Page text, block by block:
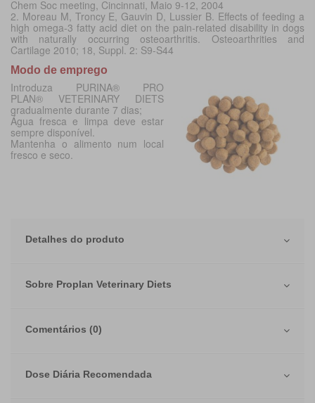
Chem Soc meeting, Cincinnati, Maio 9-12, 2004
2. Moreau M, Troncy E, Gauvin D, Lussier B. Effects of feeding a
high omega-3 fatty acid diet on the pain-related disability in dogs
with naturally occurring osteoarthritis. Osteoarthrities and
Cartilage 2010; 18, Suppl. 2: S9-S44
Modo de emprego
Introduza PURINA® PRO
PLAN® VETERINARY DIETS
gradualmente durante 7 dias;
Água fresca e limpa deve estar
sempre disponível.
Mantenha o alimento num local
fresco e seco.
Detalhes do produto
Sobre Proplan Veterinary Diets
Comentários (0)
Dose Diária Recomendada